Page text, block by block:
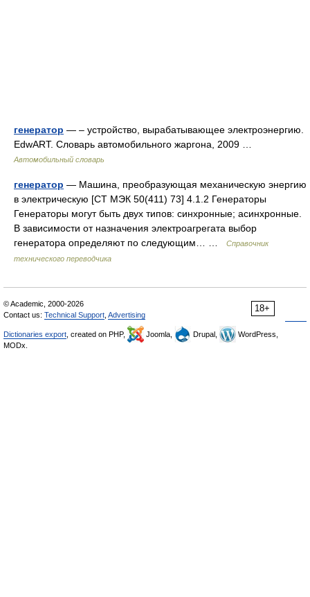
генератор — – устройство, вырабатывающее электроэнергию.
EdwART. Словарь автомобильного жаргона, 2009 …
Автомобильный словарь
генератор — Машина, преобразующая механическую энергию
в электрическую [СТ МЭК 50(411) 73] 4.1.2 Генераторы
Генераторы могут быть двух типов: синхронные; асинхронные.
В зависимости от назначения электроагрегата выбор
генератора определяют по следующим… …
Справочник
технического переводчика
18+
© Academic, 2000-2026
Contact us: Technical Support Advertising
Dictionaries export , created on PHP, Joomla, Drupal,
WordPress,
MODx.